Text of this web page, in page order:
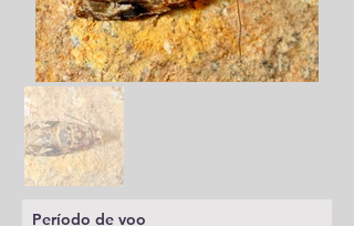
Período de voo